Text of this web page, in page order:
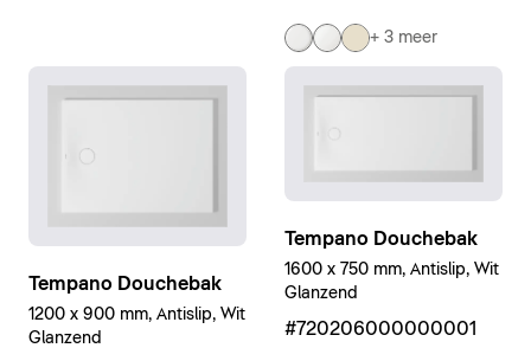
+ 3 meer
Tempano Douchebak
1200 x 900 mm, Antislip, Wit
Glanzend
Tempano Douchebak
1600 x 750 mm, Antislip, Wit
Glanzend
#720206000000001